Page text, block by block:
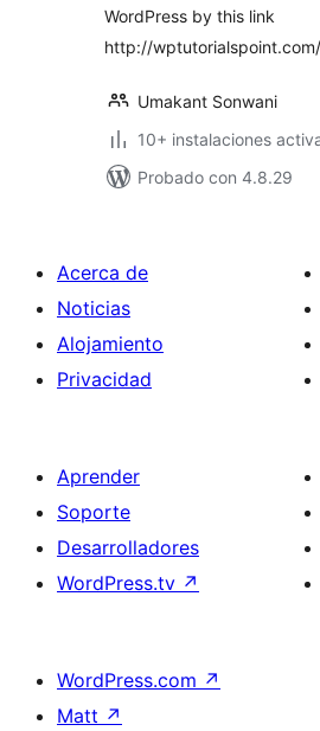
WordPress by this link
http://
Umakant Sonwani
10+ instalaciones
Probado con 4.8.29
Acerca de
Noticias
Alojamiento
Privacidad
Aprender
Soporte
Desarrolladores
WordPress.tv ↗
WordPress.com ↗
Matt ↗